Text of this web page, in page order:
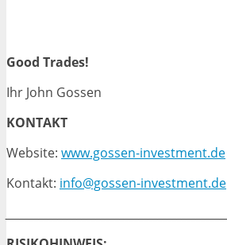
Good Trades!
Ihr John Gossen
KONTAKT
Website: www.gossen-investment.de
Kontakt: info@gossen-investment.de